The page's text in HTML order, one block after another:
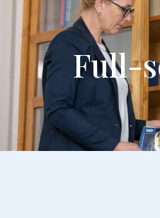
Full-